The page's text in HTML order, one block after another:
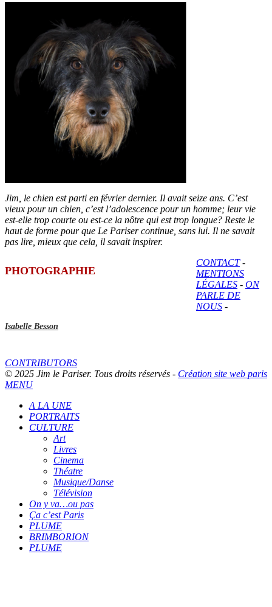
Jim, le chien est parti en février dernier. Il avait seize ans. C’est
vieux pour un chien, c’est l’adolescence pour un homme; leur vie
est-elle trop courte ou est-ce la nôtre qui est trop longue? Reste le
haut de forme pour que Le Pariser continue, sans lui. Il ne savait
pas lire, mieux que cela, il savait inspirer.
PHOTOGRAPHIE
Isabelle Besson
CONTACT-
MENTIONS
LÉGALES - ON
PARLE DE
NOUS -
CONTRIBUTORS
© 2025 Jim le Pariser. Tous droits réservés - Création site web paris
MENU
A LA UNE
PORTRAITS
CULTURE
Art
Livres
Cinema
Théatre
Musique/Danse
Télévision
On y va…ou pas
Ça c’est Paris
PLUME
BRIMBORION
PLUME